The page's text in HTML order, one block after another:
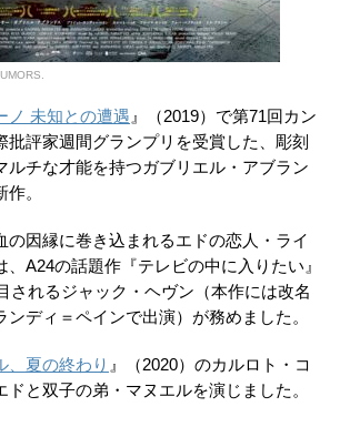
ノ 未知との遭遇 』（2019）で第71回カン
批評家週間グランプリを受賞した、彫刻
ルチな才能を持つガブリエル・アブラン
。
の因縁に巻き込まれるエドの恋人・ライ
、A24の話題作『テレビの中に入りたい』
されるジャック・ヘヴン（本作には改名
ディ＝ペインで出演）が務めました。
、夏の終わり 』（2020）のカルロト・コ
ドと双子の弟・マヌエルを演じました。